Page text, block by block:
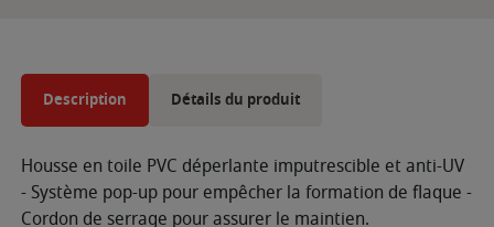
Description Détails du produit
Housse en toile PVC déperlante imputrescible et anti-UV
- Système pop-up pour empêcher la formation de flaque -
Cordon de serrage pour assurer le maintien.